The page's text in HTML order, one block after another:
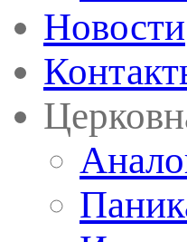
Новости